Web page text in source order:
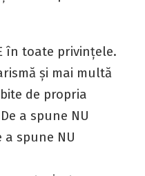
în toate privințele.
și mai multă
de propria
a spune NU
a spune NU